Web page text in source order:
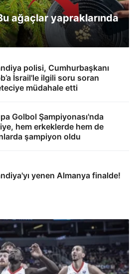
ağaçlar yapraklarında
polisi, Cumhurbaşkanı
İsrail'le ilgili soru soran
müdahale etti
Golbol Şampiyonası'nda
hem erkeklerde hem de
şampiyon oldu
yenen Almanya finalde!